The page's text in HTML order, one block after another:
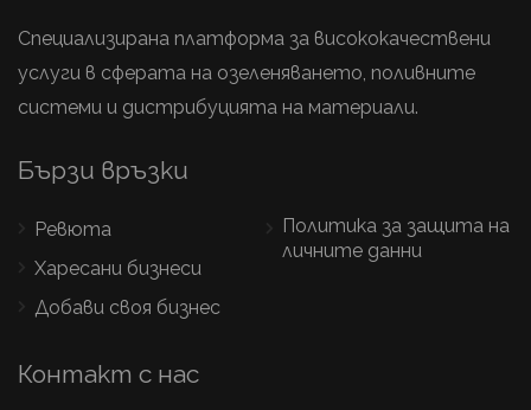
Специализирана платформа за висококачествени
услуги в сферата на озеленяването, поливните
системи и дистрибуцията на материали.
Бързи връзки
Ревюта
Харесани бизнеси
Добави своя бизнес
Политика за защита на
личните данни
Контакт с нас